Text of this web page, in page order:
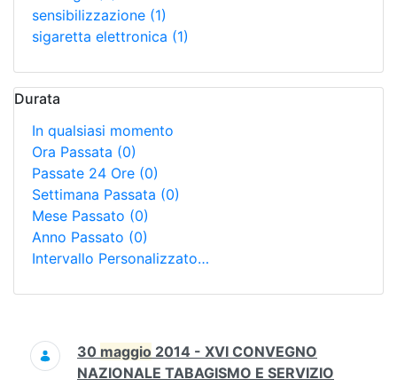
sensibilizzazione (1)
sigaretta elettronica (1)
Durata
In qualsiasi momento
Ora Passata (0)
Passate 24 Ore (0)
Settimana Passata (0)
Mese Passato (0)
Anno Passato (0)
Intervallo Personalizzato…
Ricerca
30 maggio 2014 - XVI CONVEGNO
NAZIONALE TABAGISMO E SERVIZIO